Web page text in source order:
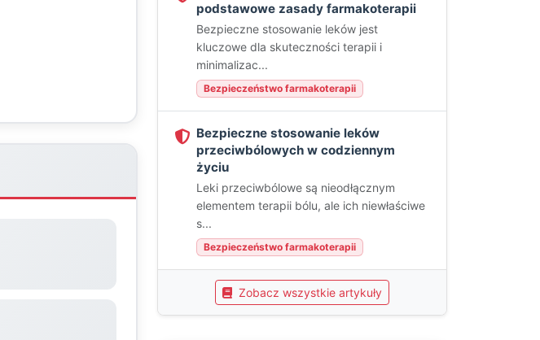
podstawowe zasady farmakoterapii
Bezpieczne stosowanie leków jest
kluczowe dla skuteczności terapii i
minimalizac...
Bezpieczeństwo farmakoterapii
Bezpieczne stosowanie leków
przeciwbólowych w codziennym
życiu
Leki przeciwbólowe są nieodłącznym
elementem terapii bólu, ale ich niewłaściwe
s...
Bezpieczeństwo farmakoterapii
Zobacz wszystkie artykuły